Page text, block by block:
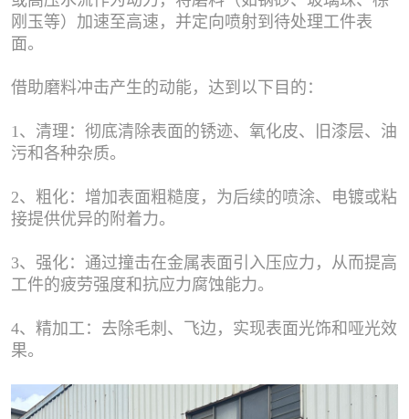
刚玉等）加速至高速，并定向喷射到待处理工件表
面。
借助磨料冲击产生的动能，达到以下目的：
1、清理：彻底清除表面的锈迹、氧化皮、旧漆层、油
污和各种杂质。
2、粗化：增加表面粗糙度，为后续的喷涂、电镀或粘
接提供优异的附着力。
3、强化：通过撞击在金属表面引入压应力，从而提高
工件的疲劳强度和抗应力腐蚀能力。
4、精加工：去除毛刺、飞边，实现表面光饰和哑光效
果。